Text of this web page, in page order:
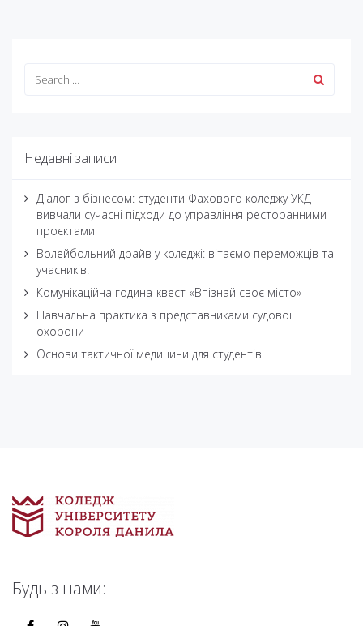
Недавні записи
Діалог з бізнесом: студенти Фахового коледжу УКД
вивчали сучасні підходи до управління ресторанними
проєктами
Волейбольний драйв у коледжі: вітаємо переможців та
учасників!
Комунікаційна година-квест «Впізнай своє місто»
Навчальна практика з представниками судової
охорони
Основи тактичної медицини для студентів
Будь з нами: